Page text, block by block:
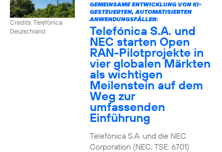
Credits: Telefónica
Deutschland
GEMEINSAME ENTWICKLUNG VON KI-
GESTEUERTEN, AUTOMATISIERTEN
ANWENDUNGSFÄLLEN:
Telefónica S.A. und
NEC starten Open
RAN-Pilotprojekte in
vier globalen Märkten
als wichtigen
Meilenstein auf dem
Weg zur
umfassenden
Einführung
Telefónica S.A. und die NEC
Corporation (NEC; TSE: 6701)